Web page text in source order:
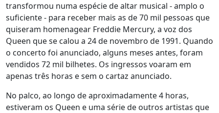
transformou numa espécie de altar musical - amplo o
suficiente - para receber mais as de 70 mil pessoas que
quiseram homenagear Freddie Mercury, a voz dos
Queen que se calou a 24 de novembro de 1991. Quando
o concerto foi anunciado, alguns meses antes, foram
vendidos 72 mil bilhetes. Os ingressos voaram em
apenas três horas e sem o cartaz anunciado.
No palco, ao longo de aproximadamente 4 horas,
estiveram os Queen e uma série de outros artistas que